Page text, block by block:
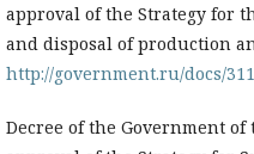
approval of the Strategy for
and disposal of production
http://government.ru/docs/
Decree of the Government of